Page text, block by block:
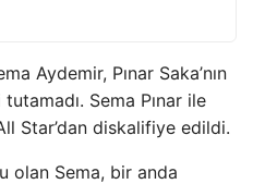
Aydemir, Pınar Saka’nın
Sema Pınar ile
Star’dan diskalifiye edildi.
olan Sema, bir anda